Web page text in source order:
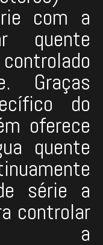
com a
quente
Graças
do
oferece
quente
série a
controlar
a